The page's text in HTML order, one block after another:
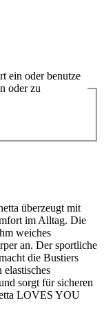
ein oder benutze
oder zu
überzeugt mit
im Alltag. Die
weiches
an. Der sportliche
die Bustiers
sorgt für sicheren
LOVES YOU